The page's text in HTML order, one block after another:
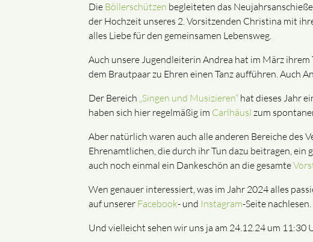
Die Böllerschützen begleiteten das
der Hochzeit unseres 2. Vorsitzenden Christina mit
alles Liebe für den gemeinsamen Lebensweg.
Auch unsere Jugendleiterin Andrea hat im März
dem Brautpaar zu Ehren einen Tanz aufführen. Auch
Der Bereich „Singen und Musizieren“ hat dieses Jahr
haben sich hier regelmäßig im Carlhäusl zum
Aber natürlich waren auch alle anderen Bereiche des
Ehrenamtlichen, die durch ihr Tun dazu beitragen,
auch noch einmal ein Dankeschön an die gesamte
Wen genauer interessiert, was im Jahr 2024 alles
auf unserer Facebook- und Instagram-Seite nachlesen.
Und vielleicht sehen wir uns ja am 24.12.24 um 11:30